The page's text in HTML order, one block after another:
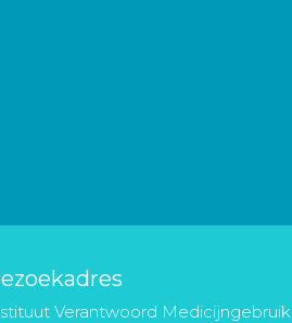
Verantwoord Medicijngebruik